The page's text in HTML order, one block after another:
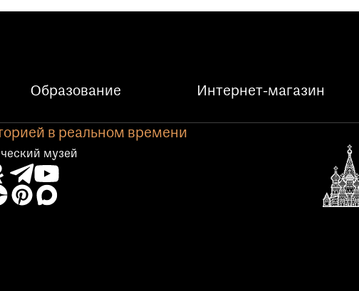
Образование Интернет-магазин
в реальном времени
музей